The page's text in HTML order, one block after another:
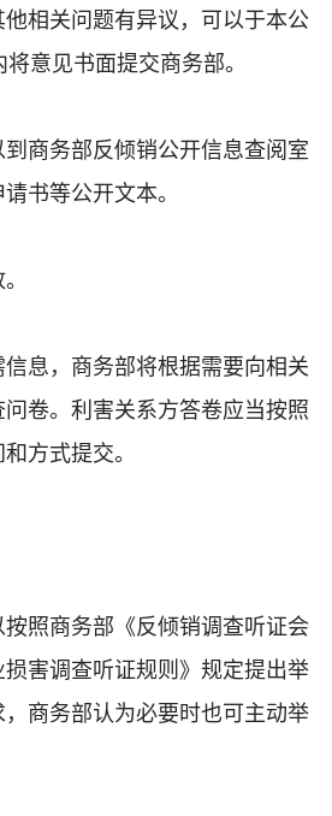
相关问题有异议，可以于本公
意见书面提交商务部。
商务部反倾销公开信息查阅室
书等公开文本。
息，商务部将根据需要向相关
卷。利害关系方答卷应当按照
方式提交。
照商务部《反倾销调查听证会
害调查听证规则》规定提出举
商务部认为必要时也可主动举